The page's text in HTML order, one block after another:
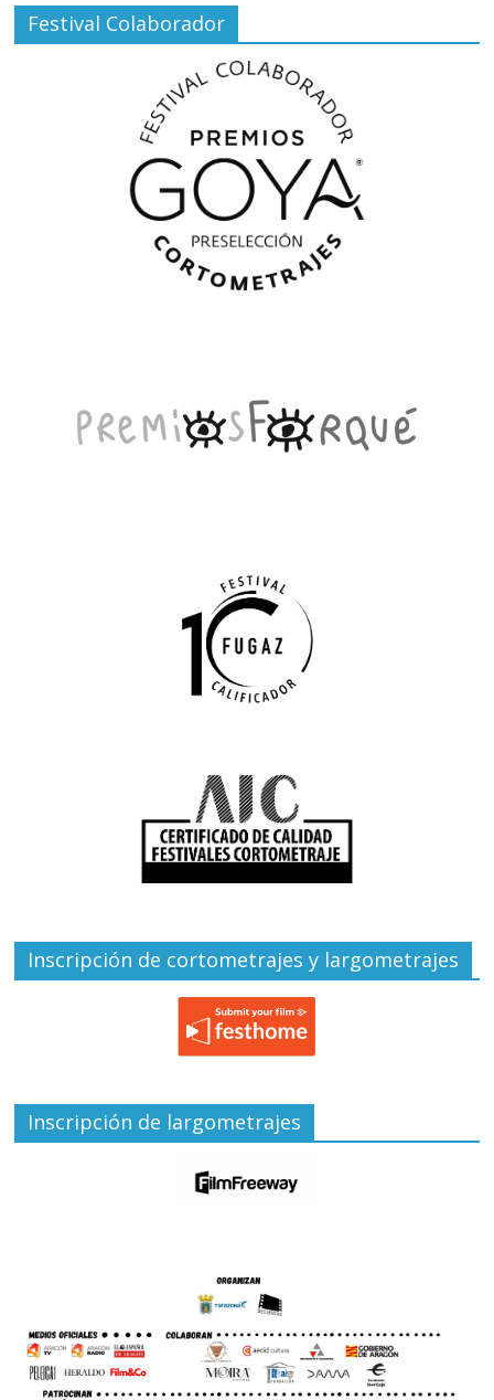
Festival Colaborador
Inscripción de cortometrajes y largometrajes
Inscripción de largometrajes